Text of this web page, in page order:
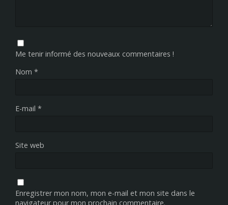
Me tenir informé des nouveaux commentaires !
Nom *
E-mail *
Site web
Enregistrer mon nom, mon e-mail et mon site dans le
navigateur pour mon prochain commentaire.